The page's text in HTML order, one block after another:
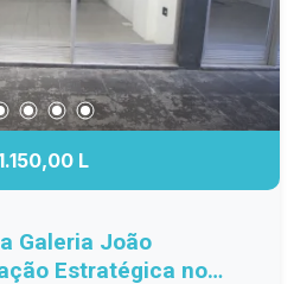
L
Galeria João
Estratégica no